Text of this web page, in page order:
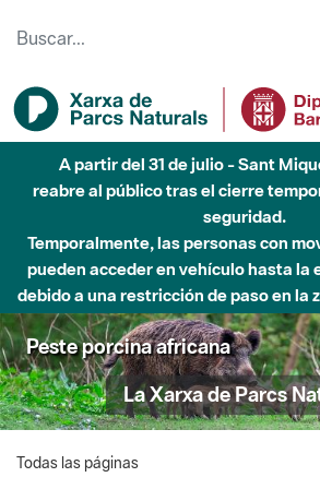
A partir del 31 de julio - Sant
reabre al público tras el cierre
seguridad.
Temporalmente, las personas con
pueden acceder en vehículo hasta la
debido a una restricción de paso en la
Peste porcina africana
La Xarxa de Parcs
Todas las páginas